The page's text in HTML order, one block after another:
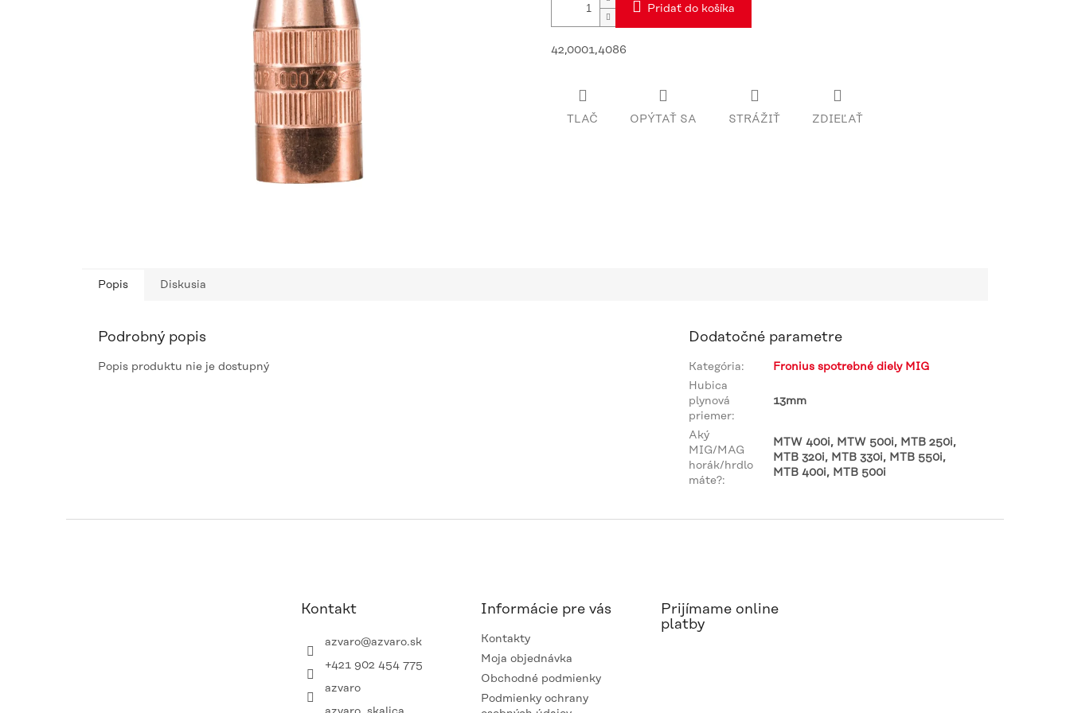
Pridať do košíka
42,0001,4086
TLAČ OPÝTAŤ SA STRÁŽIŤ ZDIEĽAŤ
Popis Diskusia
Podrobný popis
Popis produktu nie je dostupný
Dodatočné parametre
Kategória:
Fronius spotrebné diely MIG
Hubica
plynová
priemer:
13mm
Aký
MIG/MAG
horák/hrdlo
máte?:
MTW 400i, MTW 500i, MTB 250i,
MTB 320i, MTB 330i, MTB 550i,
MTB 400i, MTB 500i
Kontakt
azvaro@azvaro.sk
+421 902 454 775
azvaro
Informácie pre vás
Kontakty
Moja objednávka
Obchodné podmienky
Podmienky ochrany
Prijímame online
platby